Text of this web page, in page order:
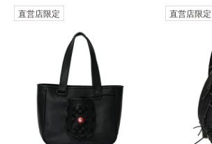
直営店限定 直営店限定